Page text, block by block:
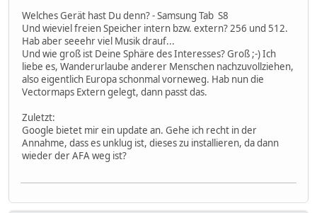
Welches Gerät hast Du denn? - Samsung Tab S8
Und wieviel freien Speicher intern bzw. extern? 256 und 512.
Hab aber seeehr viel Musik drauf...
Und wie groß ist Deine Sphäre des Interesses? Groß ;-) Ich
liebe es, Wanderurlaube anderer Menschen nachzuvollziehen,
also eigentlich Europa schonmal vorneweg. Hab nun die
Vectormaps Extern gelegt, dann passt das.
Zuletzt:
Google bietet mir ein update an. Gehe ich recht in der
Annahme, dass es unklug ist, dieses zu installieren, da dann
wieder der AFA weg ist?